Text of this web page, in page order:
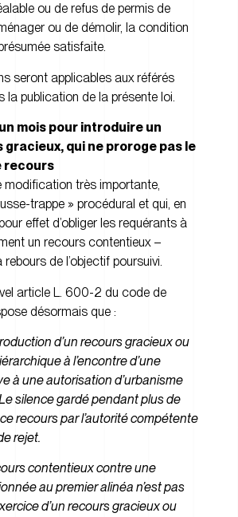
ou de refus de permis de
ou de démolir, la condition
satisfaite.
seront applicables aux référés
la publication de la présente loi.
mois pour introduire un
gracieux, qui ne proroge pas le
recours
modification très importante,
trappe » procédural et qui, en
effet d’obliger les requérants à
un recours contentieux –
de l’objectif poursuivi.
article L. 600-2 du code de
désormais que :
d’un recours gracieux ou
à l’encontre d’une
à une autorisation d’urbanisme
silence gardé pendant plus de
recours par l’autorité compétente
rejet.
contentieux contre une
au premier alinéa n’est pas
d’un recours gracieux ou